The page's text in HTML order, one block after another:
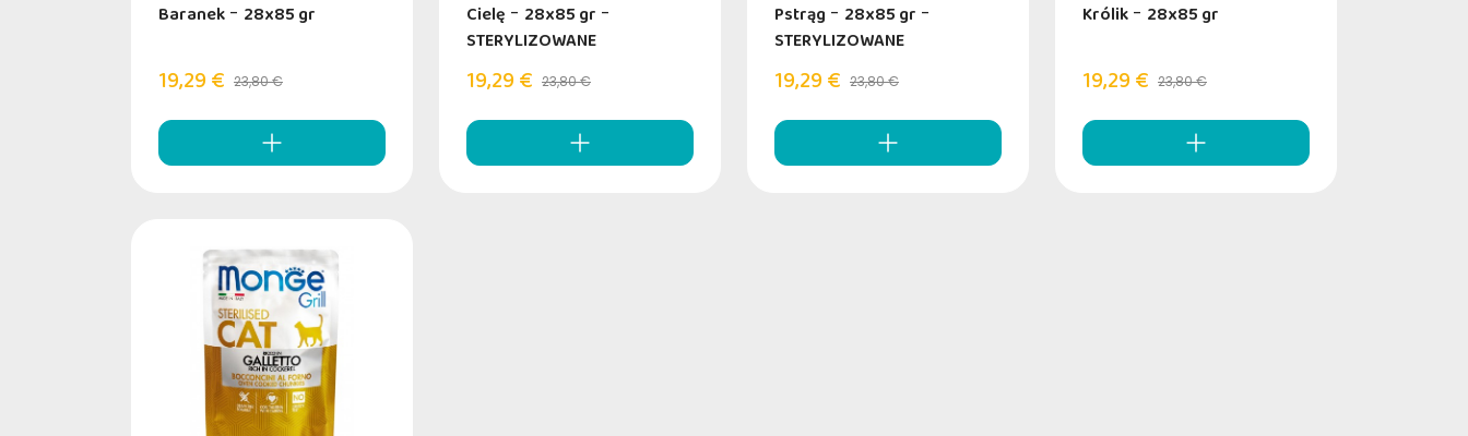
Baranek - 28x85 gr
19,29 € 23,80 €
Cielę - 28x85 gr -
STERYLIZOWANE
19,29 € 23,80 €
Pstrąg - 28x85 gr -
STERYLIZOWANE
19,29 € 23,80 €
Królik - 28x85 gr
19,29 € 23,80 €